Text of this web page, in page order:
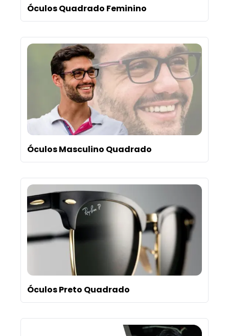
Óculos Quadrado Feminino
Óculos Masculino Quadrado
Óculos Preto Quadrado